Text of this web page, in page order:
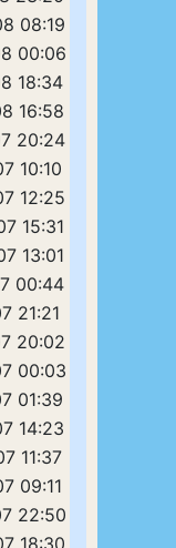
08:19
00:06
18:34
16:58
20:24
10:10
12:25
15:31
13:01
00:44
21:21
20:02
00:03
01:39
14:23
11:37
09:11
22:50
18:30